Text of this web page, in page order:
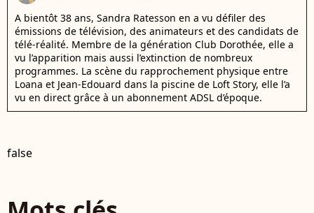
A bientôt 38 ans, Sandra Ratesson en a vu défiler des
émissions de télévision, des animateurs et des candidats de
télé-réalité. Membre de la génération Club Dorothée, elle a
vu l’apparition mais aussi l’extinction de nombreux
programmes. La scène du rapprochement physique entre
Loana et Jean-Edouard dans la piscine de Loft Story, elle l’a
vu en direct grâce à un abonnement ADSL d’époque.
false